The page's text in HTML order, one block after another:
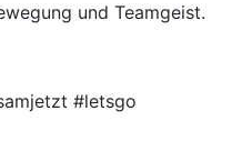
und Teamgeist.
#letsgo